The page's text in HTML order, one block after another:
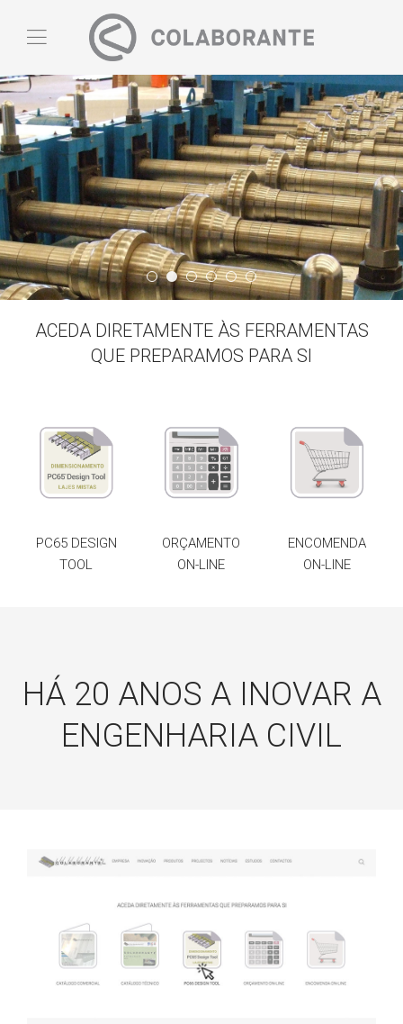
Quem Somos
Slide03Banner05
Banner06
Slide02Banner03
ACEDA DIRETAMENTE ÀS FERRAMENTAS
QUE PREPARAMOS PARA SI
PC65 DESIGN
TOOL
ORÇAMENTO
ON-LINE
ENCOMENDA
ON-LINE
HÁ 20 ANOS A INOVAR A
ENGENHARIA CIVIL